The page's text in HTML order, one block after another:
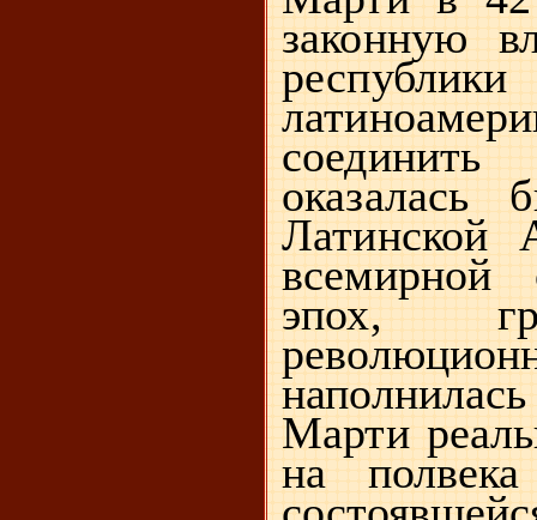
законную
Латинской
всемирной
эпох,
Марти
на